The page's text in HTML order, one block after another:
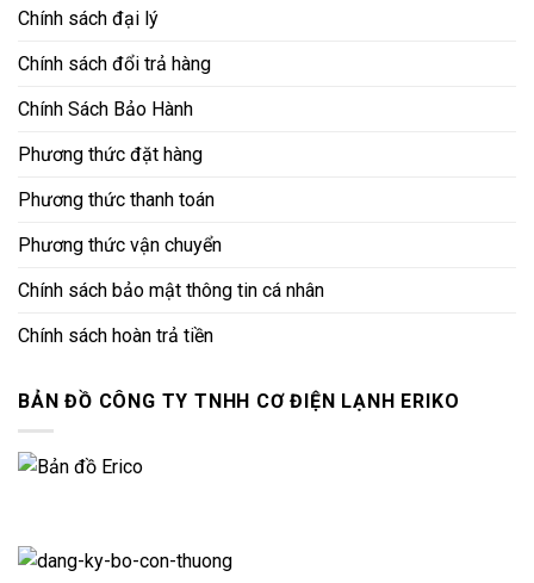
Chính sách đại lý
Chính sách đổi trả hàng
Chính Sách Bảo Hành
Phương thức đặt hàng
Phương thức thanh toán
Phương thức vận chuyển
Chính sách bảo mật thông tin cá nhân
Chính sách hoàn trả tiền
BẢN ĐỒ CÔNG TY TNHH CƠ ĐIỆN LẠNH ERIKO